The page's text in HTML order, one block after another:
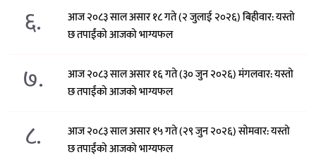
६.
आज २०८३ साल असार १८ गते (२ जुलाई २०२६) बिहीवार: यस्तो
छ तपाईंको आजको भाग्यफल
७.
आज २०८३ साल असार १६ गते (३० जुन २०२६) मंगलवार: यस्तो
छ तपाईंको आजको भाग्यफल
८.
आज २०८३ साल असार १५ गते (२९ जुन २०२६) साेमवार: यस्तो
छ तपाईंको आजको भाग्यफल